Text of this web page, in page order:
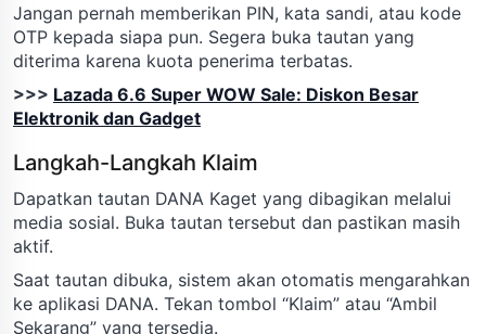
Jangan pernah memberikan PIN, kata sandi, atau kode
OTP kepada siapa pun. Segera buka tautan yang
diterima karena kuota penerima terbatas.
>>> Lazada 6.6 Super WOW Sale: Diskon Besar
Elektronik dan Gadget
Langkah-Langkah Klaim
Dapatkan tautan DANA Kaget yang dibagikan melalui
media sosial. Buka tautan tersebut dan pastikan masih
aktif.
Saat tautan dibuka, sistem akan otomatis mengarahkan
ke aplikasi DANA. Tekan tombol “Klaim” atau “Ambil
Sekarang” yang tersedia.